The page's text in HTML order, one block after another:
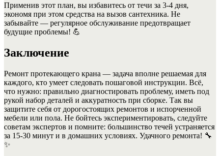
Применив этот план, вы избавитесь от течи за 3-4 дня,
экономя при этом средства на вызов сантехника. Не
забывайте — регулярное обслуживание предотвращает
будущие проблемы! 💪
Заключение
Ремонт протекающего крана — задача вполне решаемая для
каждого, кто умеет следовать пошаговой инструкции. Всё,
что нужно: правильно диагностировать проблему, иметь под
рукой набор деталей и аккуратность при сборке. Так вы
защитите себя от дорогостоящих ремонтов и испорченной
мебели или пола. Не бойтесь экспериментировать, следуйте
советам экспертов и помните: большинство течей устраняется
за 15-30 минут и в домашних условиях. Удачного ремонта! 🔧
✨